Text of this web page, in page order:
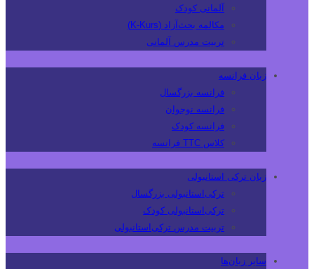
آلمانی کودک
مکالمه بحث‌آزاد (K-Kurs)
تربیت مدرس آلمانی
زبان فرانسه
فرانسه بزرگسال
فرانسه نوجوان
فرانسه کودک
کلاس TTC فرانسه
زبان ترکی استانبولی
ترکی‌استانبولی بزرگسال
ترکی‌استانبولی کودک
تربیت مدرس ترکی‌استانبولی
سایر زبان‌ها